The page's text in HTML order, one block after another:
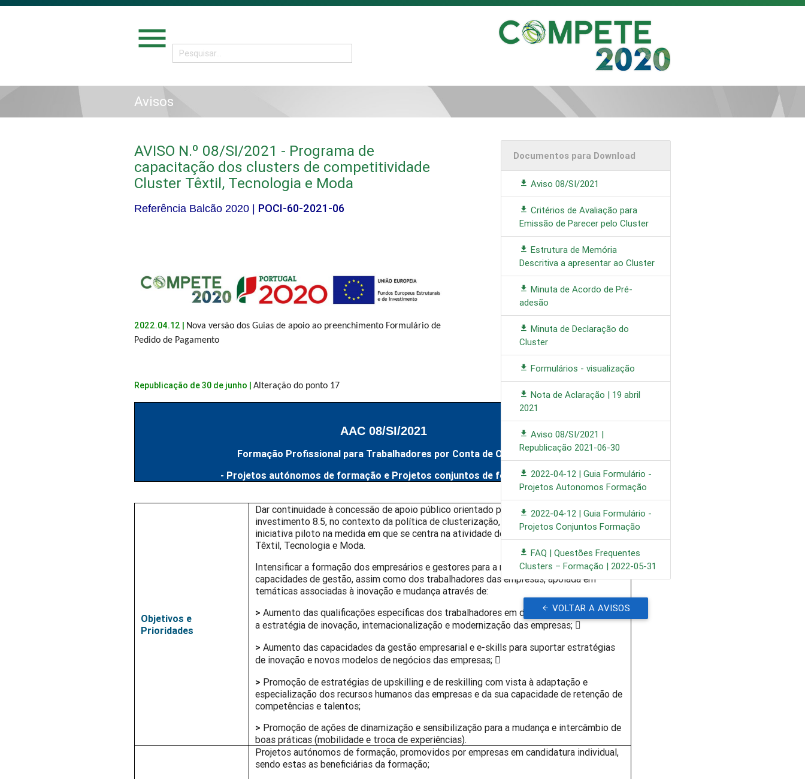
menu
Avisos
AVISO N.º 08/SI/2021 - Programa de
capacitação dos clusters de competitividade
Cluster Têxtil, Tecnologia e Moda
Referência Balcão 2020 | POCI-60-2021-06
2022.04.12 | Nova versão dos Guias de apoio ao preenchimento Formulário de
Pedido de Pagamento
Republicação de 30 de junho | Alteração do ponto 17
AAC 08/SI/2021
Formação Profissional para Trabalhadores por Conta de Outrem
- Projetos autónomos de formação e Projetos conjuntos de formação -
Objetivos e
Prioridades
Dar continuidade à concessão de apoio público orientado para a prioridade de
investimento 8.5, no contexto da política de clusterização, estabelecendo-se como
iniciativa piloto na medida em que se centra na atividade do cluster de competitividade
Têxtil, Tecnologia e Moda.
Intensificar a formação dos empresários e gestores para a reorganização e melhoria das
capacidades de gestão, assim como dos trabalhadores das empresas, apoiada em
temáticas associadas à inovação e mudança através de:
> Aumento das qualificações específicas dos trabalhadores em domínios relevantes para
a estratégia de inovação, internacionalização e modernização das empresas; 
>Aumento das capacidades da gestão empresarial e e-skills para suportar estratégias
de inovação e novos modelos de negócios das empresas; 
> Promoção de estratégias de upskilling e de reskilling com vista à adaptação e
especialização dos recursos humanos das empresas e da sua capacidade de retenção de
competências e talentos;
> Promoção de ações de dinamização e sensibilização para a mudança e intercâmbio de
boas práticas (mobilidade e troca de experiências).
Projetos autónomos de formação, promovidos por empresas em candidatura individual,
sendo estas as beneficiárias da formação;
Documentos para Download
Aviso 08/SI/2021
Critérios de Avaliação para
Emissão de Parecer pelo Cluster
Estrutura de Memória
Descritiva a apresentar ao Cluster
Minuta de Acordo de Pré-
adesão
Minuta de Declaração do
Cluster
Formulários - visualização
Nota de Aclaração | 19 abril
2021
Aviso 08/SI/2021 |
Republicação 2021-06-30
2022-04-12 | Guia Formulário -
Projetos Autonomos Formação
2022-04-12 | Guia Formulário -
Projetos Conjuntos Formação
FAQ | Questões Frequentes
Clusters – Formação | 2022-05-31
VOLTAR A AVISOS